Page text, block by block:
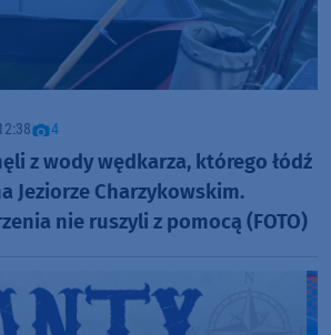
4
z wody wędkarza, którego łódź
Jeziorze Charzykowskim.
nie ruszyli z pomocą (FOTO)